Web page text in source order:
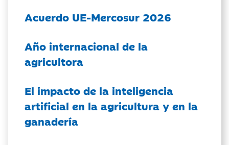
Acuerdo UE-Mercosur 2026
Año internacional de la
agricultora
El impacto de la inteligencia
artificial en la agricultura y en la
ganadería